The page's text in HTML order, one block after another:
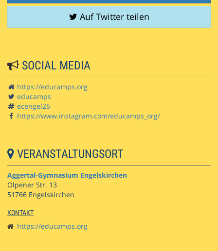
Auf Twitter teilen
SOCIAL MEDIA
https://educamps.org
educamps
ecengel26
https://www.instagram.com/educamps_org/
VERANSTALTUNGSORT
Aggertal-Gymnasium Engelskirchen
Olpener Str. 13
51766 Engelskirchen
KONTAKT
https://educamps.org